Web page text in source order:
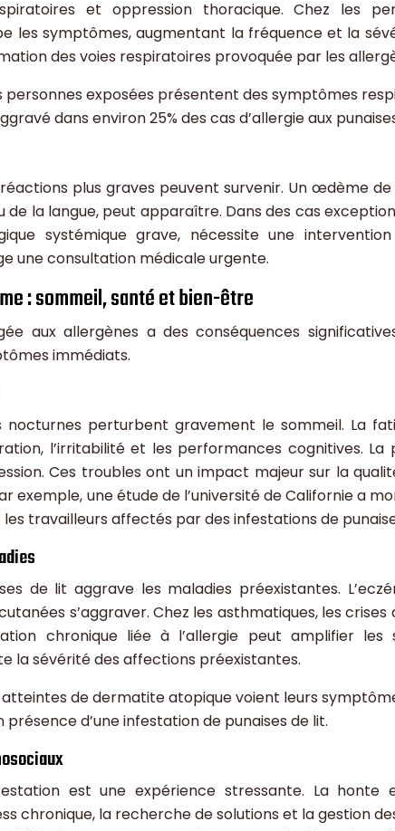
et oppression thoracique. Chez les
les symptômes, augmentant la fréquence et la
des voies respiratoires provoquée par les
personnes exposées présentent des symptômes
dans environ 25% des cas d’allergie aux
plus graves peuvent survenir. Un œdème
de la langue, peut apparaître. Dans des cas
systémique grave, nécessite une
une consultation médicale urgente.
: sommeil, santé et bien-être
aux allergènes a des conséquences
immédiats.
nocturnes perturbent gravement le sommeil. La
l’irritabilité et les performances cognitives. La
Ces troubles ont un impact majeur sur la
exemple, une étude de l’université de Californie a
travailleurs affectés par des infestations de
de lit aggrave les maladies préexistantes.
s’aggraver. Chez les asthmatiques, les
chronique liée à l’allergie peut amplifier les
la sévérité des affections préexistantes.
atteintes de dermatite atopique voient leurs
présence d’une infestation de punaises de lit.
est une expérience stressante. La honte
chronique, la recherche de solutions et la gestion